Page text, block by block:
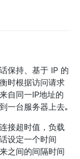
保持、基于 IP 的
时根据访问请求
自同一IP地址的
一台服务器上去｡
接超时值，负载
设定一个时间
之间的间隔时间